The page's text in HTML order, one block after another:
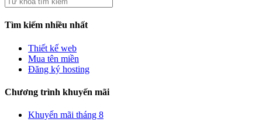
Tìm kiếm nhiều nhất
Thiết kế web
Mua tên miền
Đăng ký hosting
Chương trình khuyến mãi
Khuyến mãi tháng 8